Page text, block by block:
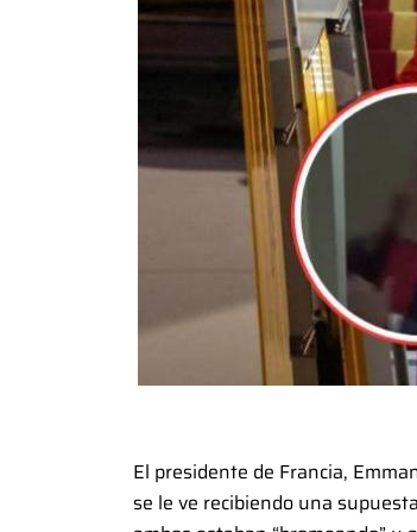
El presidente de Francia,
se le ve recibiendo una